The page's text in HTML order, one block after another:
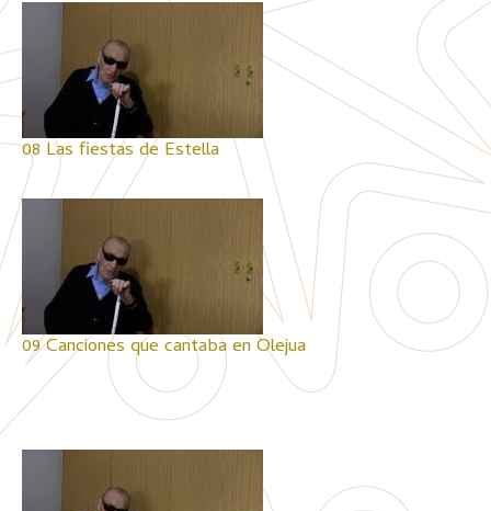
08 Las fiestas de Estella
09 Canciones que cantaba en Olejua